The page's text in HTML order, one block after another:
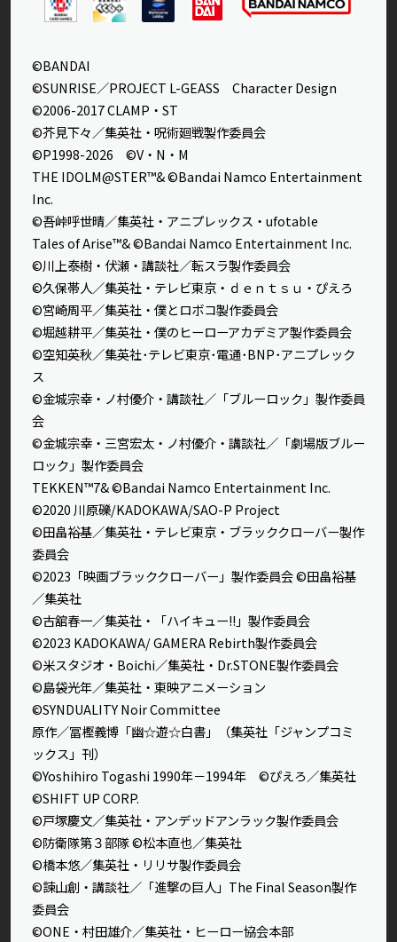
©BANDAI
©SUNRISE／PROJECT L-GEASS Character Design
©2006-2017 CLAMP・ST
©芥見下々／集英社・呪術廻戦製作委員会
©P1998-2026 ©V・N・M
THE IDOLM@STER™& ©Bandai Namco Entertainment
Inc.
©吾峠呼世晴／集英社・アニプレックス・ufotable
Tales of Arise™& ©Bandai Namco Entertainment Inc.
©川上泰樹・伏瀬・講談社／転スラ製作委員会
©久保帯人／集英社・テレビ東京・ｄｅｎｔｓｕ・ぴえろ
©宮崎周平／集英社・僕とロボコ製作委員会
©堀越耕平／集英社・僕のヒーローアカデミア製作委員会
©空知英秋／集英社･テレビ東京･電通･BNP･アニプレック
ス
©金城宗幸・ノ村優介・講談社／「ブルーロック」製作委員
会
©金城宗幸・三宮宏太・ノ村優介・講談社／「劇場版ブルー
ロック」製作委員会
TEKKEN™7& ©Bandai Namco Entertainment Inc.
©2020 川原礫/KADOKAWA/SAO-P Project
©田畠裕基／集英社・テレビ東京・ブラッククローバー製作
委員会
©2023「映画ブラッククローバー」製作委員会 ©田畠裕基
／集英社
©古舘春一／集英社・「ハイキュー!!」製作委員会
©2023 KADOKAWA/ GAMERA Rebirth製作委員会
©米スタジオ・Boichi／集英社・Dr.STONE製作委員会
©島袋光年／集英社・東映アニメーション
©SYNDUALITY Noir Committee
原作／冨樫義博「幽☆遊☆白書」（集英社「ジャンプコミ
ックス」刊）
©Yoshihiro Togashi 1990年－1994年 ©ぴえろ／集英社
©SHIFT UP CORP.
©戸塚慶文／集英社・アンデッドアンラック製作委員会
©防衛隊第３部隊 ©松本直也／集英社
©橋本悠／集英社・リリサ製作委員会
©諫山創・講談社／「進撃の巨人」The Final Season製作
委員会
©ONE・村田雄介／集英社・ヒーロー協会本部